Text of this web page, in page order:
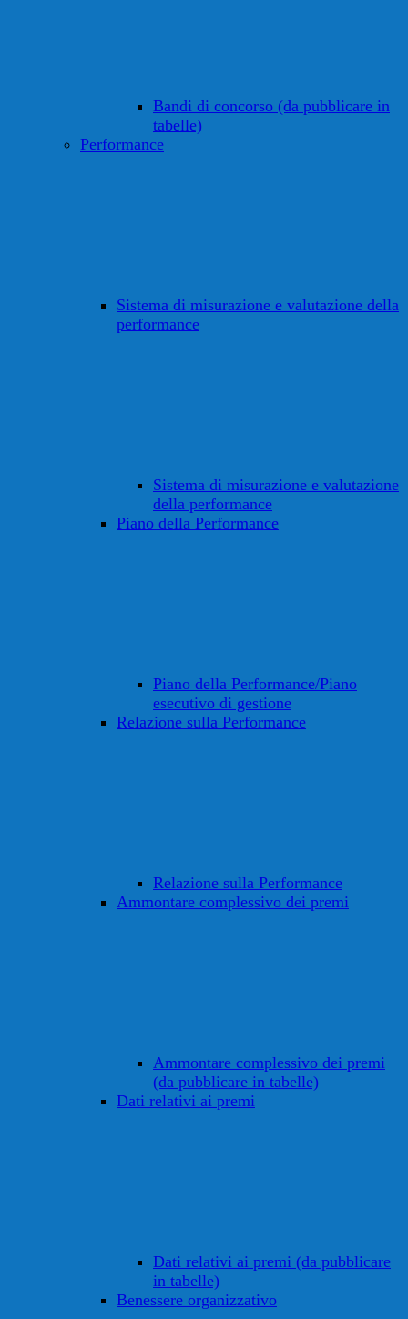
Bandi di concorso (da pubblicare in
tabelle)
Performance
Sistema di misurazione e valutazione della
performance
Sistema di misurazione e valutazione
della performance
Piano della Performance
Piano della Performance/Piano
esecutivo di gestione
Relazione sulla Performance
Relazione sulla Performance
Ammontare complessivo dei premi
Ammontare complessivo dei premi
(da pubblicare in tabelle)
Dati relativi ai premi
Dati relativi ai premi (da pubblicare
in tabelle)
Benessere organizzativo